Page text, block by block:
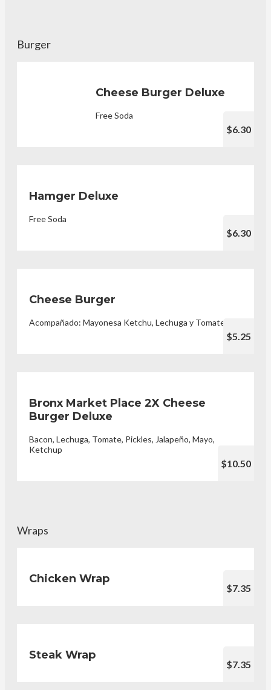
Burger
Cheese Burger Deluxe
Free Soda
$6.30
Hamger Deluxe
Free Soda
$6.30
Cheese Burger
Acompañado: Mayonesa Ketchu, Lechuga y Tomate
$5.25
Bronx Market Place 2X Cheese
Burger Deluxe
Bacon, Lechuga, Tomate, Pickles, Jalapeño, Mayo,
Ketchup
$10.50
Wraps
Chicken Wrap
$7.35
Steak Wrap
$7.35